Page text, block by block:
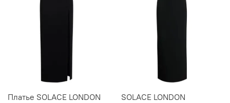
Платье SOLACE LONDON SOLACE LONDON